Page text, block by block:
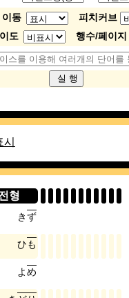
이동
피치커브
도
행수/페이지
형
きず
ひも
よめ